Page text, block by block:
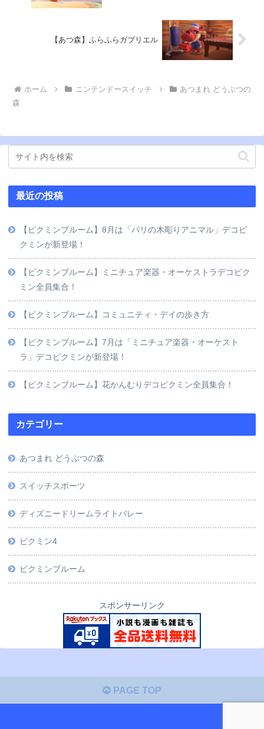
【あつ森】ふらふらガブリエル
ホーム ニンテンドースイッチ
あつまれ どうぶつの
森
最近の投稿
【ピクミンブルーム】8月は「バリの木彫りアニマル」デコピ
クミンが新登場！
【ピクミンブルーム】ミニチュア楽器・オーケストラデコピク
ミン全員集合！
【ピクミンブルーム】コミュニティ・デイの歩き方
【ピクミンブルーム】7月は「ミニチュア楽器・オーケスト
ラ」デコピクミンが新登場！
【ピクミンブルーム】花かんむりデコピクミン全員集合！
カテゴリー
あつまれ どうぶつの森
スイッチスポーツ
ディズニードリームライトバレー
ピクミン4
ピクミンブルーム
スポンサーリンク
PAGE TOP